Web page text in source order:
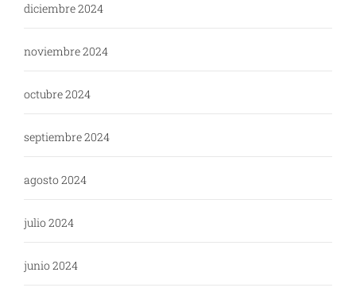
diciembre 2024
noviembre 2024
octubre 2024
septiembre 2024
agosto 2024
julio 2024
junio 2024